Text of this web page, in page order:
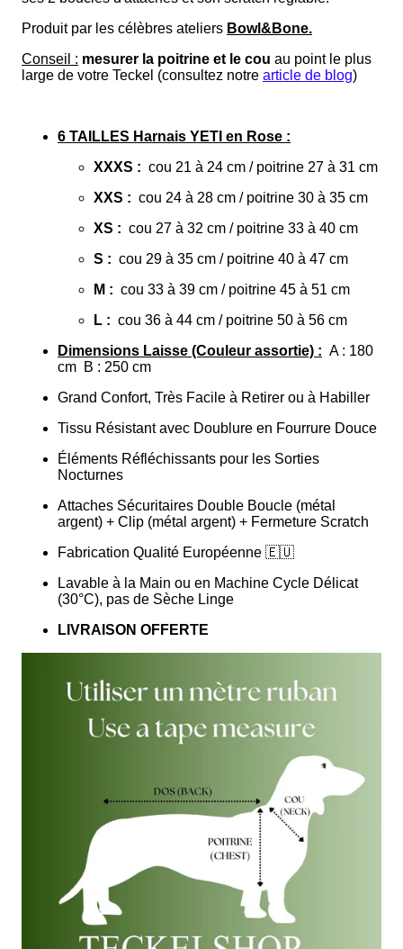
Produit par les célèbres ateliers Bowl&Bone.
Conseil : mesurer la poitrine et le cou au point le plus
large de votre Teckel (consultez notre article de blog)
6 TAILLES Harnais YETI en Rose :
XXXS : cou 21 à 24 cm / poitrine 27 à 31 cm
XXS : cou 24 à 28 cm / poitrine 30 à 35 cm
XS : cou 27 à 32 cm / poitrine 33 à 40 cm
S : cou 29 à 35 cm / poitrine 40 à 47 cm
M : cou 33 à 39 cm / poitrine 45 à 51 cm
L : cou 36 à 44 cm / poitrine 50 à 56 cm
Dimensions Laisse (Couleur assortie) : A : 180
cm B : 250 cm
Grand Confort, Très Facile à Retirer ou à Habiller
Tissu Résistant avec Doublure en Fourrure Douce
Éléments Réfléchissants pour les Sorties
Nocturnes
Attaches Sécuritaires Double Boucle (métal
argent) + Clip (métal argent) + Fermeture Scratch
Fabrication Qualité Européenne 🇪🇺
Lavable à la Main ou en Machine Cycle Délicat
(30°C), pas de Sèche Linge
LIVRAISON OFFERTE